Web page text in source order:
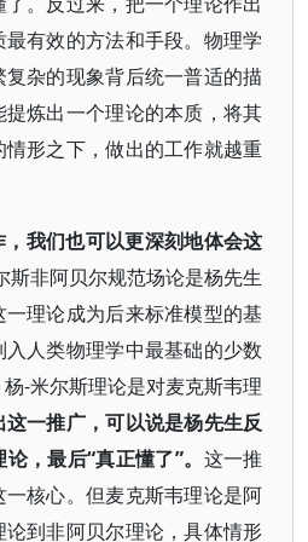
有效的方法和手段。物理学
杂的现象背后统一普适的描
炼出一个理论的本质，将其
形之下，做出的工作就越重
我们也可以更深刻地体会这
斯非阿贝尔规范场论是杨先生
理论成为后来标准模型的基
人类物理学中最基础的少数
-米尔斯理论是对麦克斯韦理
这一推广，可以说是杨先生反
，最后“真正懂了”。 这一推
核心。但麦克斯韦理论是阿
到非阿贝尔理论，具体情形